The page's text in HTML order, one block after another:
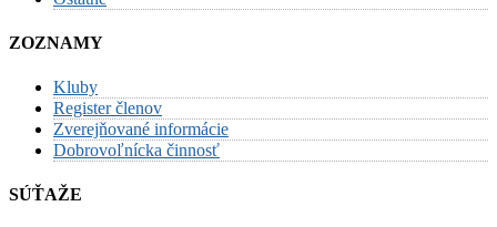
ZOZNAMY
Kluby
Register členov
Zverejňované informácie
Dobrovoľnícka činnosť
SÚŤAŽE